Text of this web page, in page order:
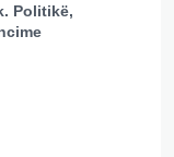
Politikë,